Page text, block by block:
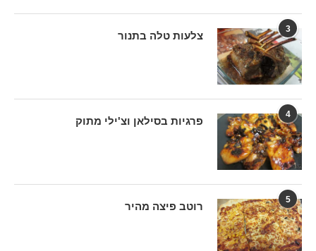
3
צלעות טלה בתנור
4
פרגיות בסילאן וצ'ילי מתוק
5
רוטב פיצה מהיר